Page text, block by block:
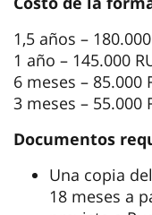
Preparación
Perfil
física)
matemáticas,
Perfil
estudios